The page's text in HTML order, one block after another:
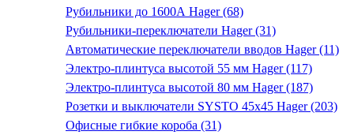
Рубильники до 1600А Hager (68)
Рубильники-переключатели Hager (31)
Автоматические переключатели вводов Hager (11)
Электро-плинтуса высотой 55 мм Hager (117)
Электро-плинтуса высотой 80 мм Hager (187)
Розетки и выключатели SYSTO 45х45 Hager (203)
Офисные гибкие короба (31)